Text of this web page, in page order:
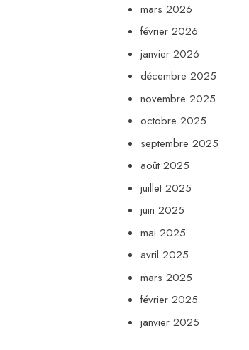
mars 2026
février 2026
janvier 2026
décembre 2025
novembre 2025
octobre 2025
septembre 2025
août 2025
juillet 2025
juin 2025
mai 2025
avril 2025
mars 2025
février 2025
janvier 2025